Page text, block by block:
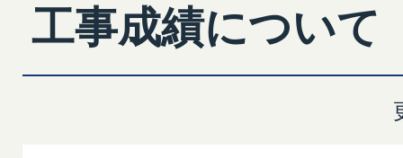
工事成績について